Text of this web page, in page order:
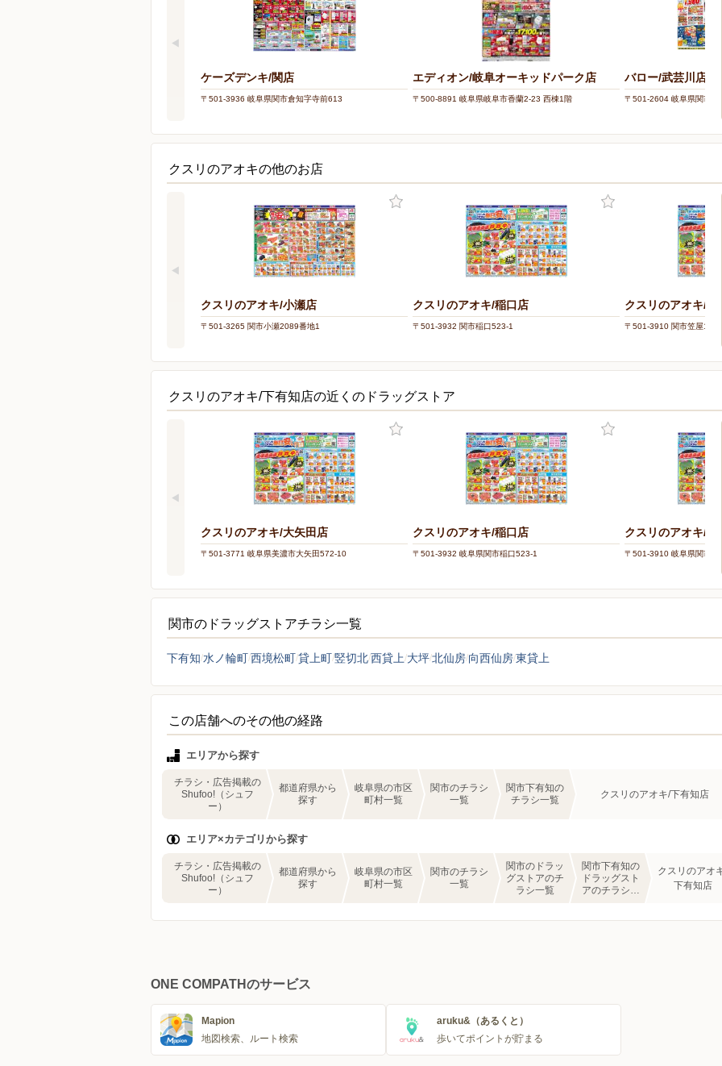
ケーズデンキ/関店
〒501-3936 岐阜県関市倉知字寺前613
エディオン/岐阜オーキッドパーク店
〒500-8891 岐阜県岐阜市香蘭2-23 西棟1階
バロー/武芸川店
〒501-2604 岐阜県関市武
クスリのアオキの他のお店
クスリのアオキ/小瀬店
〒501-3265 関市小瀬2089番地1
クスリのアオキ/稲口店
〒501-3932 関市稲口523-1
クスリのアオキ/鋳
〒501-3910 関市笠屋1-75
クスリのアオキ/下有知店の近くのドラッグストア
クスリのアオキ/大矢田店
〒501-3771 岐阜県美濃市大矢田572-10
クスリのアオキ/稲口店
〒501-3932 岐阜県関市稲口523-1
クスリのアオキ/鋳
〒501-3910 岐阜県関市笠
関市のドラッグストアチラシ一覧
下有知 水ノ輪町西境松町貸上町竪切北西貸上 大坪北仙房 向西仙房東貸上
この店舗へのその他の経路
エリアから探す
チラシ・広告掲載の
Shufoo!（シュフ
ー）
都道府県から
探す
岐阜県の市区
町村一覧
関市のチラシ
一覧
関市下有知の
チラシ一覧
クスリのアオキ/下有知店
エリア×カテゴリから探す
チラシ・広告掲載の
Shufoo!（シュフ
ー）
都道府県から
探す
岐阜県の市区
町村一覧
関市のチラシ
一覧
関市のドラッ
グストアのチ
ラシ一覧
関市下有知の
ドラッグスト
アのチラシ一
クスリのアオ
下有知店
ONE COMPATHのサービス
Mapion
地図検索、ルート検索
aruku&（あるくと）
歩いてポイントが貯まる